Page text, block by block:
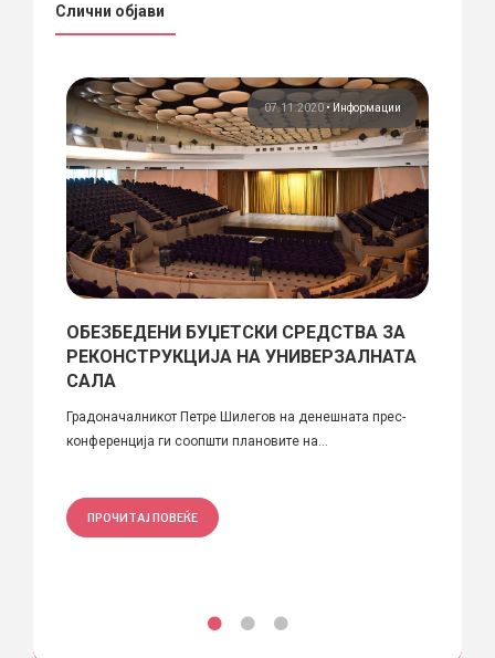
Слични објави
07.11.2020• Информации
ОБЕЗБЕДЕНИ БУЏЕТСКИ СРЕДСТВА ЗА
РЕКОНСТРУКЦИЈА НА УНИВЕРЗАЛНАТА
САЛА
Градоначалникот Петре Шилегов на денешната прес-
конференција ги соопшти плановите на...
ПРОЧИТАЈ ПОВЕЌЕ